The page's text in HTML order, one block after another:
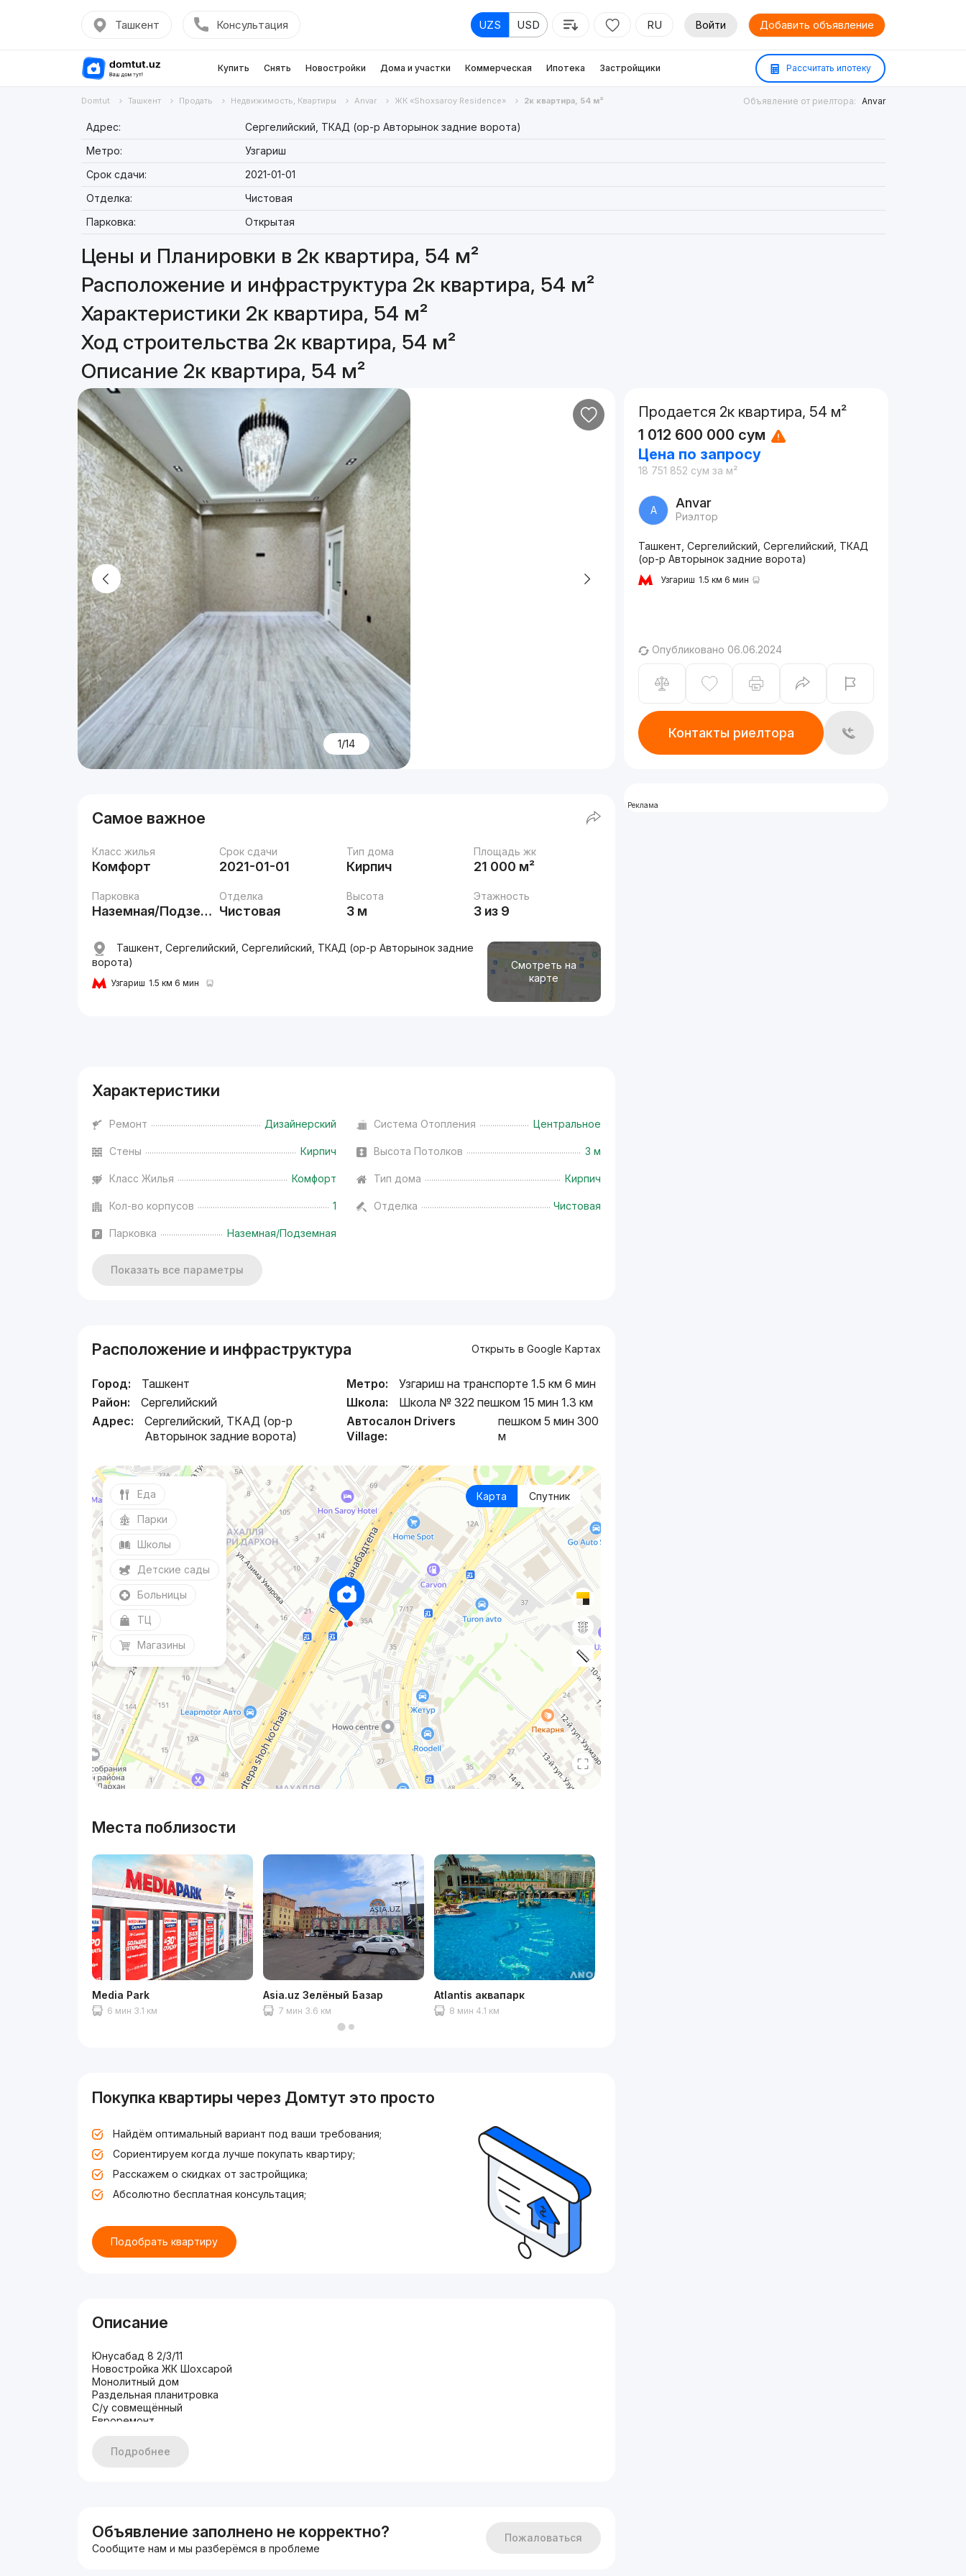
Ташкент Консультация UZS USD RU Войти Добавить объявление
Купить Снять Новостройки Дома и участки Коммерческая Ипотека Застройщики Рассчитать ипотеку
Domtut Ташкент Продать Недвижимость, Квартиры Anvar ЖК «Shoxsaroy Residence» 2к квартира, 54 м² Объявление от риелтора: Anvar
Адрес:
Сергелийский, ТКАД (ор-р Авторынок задние ворота)
Метро:
Узгариш
Срок сдачи:
2021-01-01
Отделка:
Чистовая
Парковка:
Открытая
Цены и Планировки в 2к квартира, 54 м²
Расположение и инфраструктура 2к квартира, 54 м²
Характеристики 2к квартира, 54 м²
Ход строительства 2к квартира, 54 м²
Описание 2к квартира, 54 м²
1/14
Самое важное
Класс жилья
Комфорт
Срок сдачи
2021-01-01
Тип дома
Кирпич
Площадь жк
21 000 м²
Парковка
Наземная/Подземная
Отделка
Чистовая
Высота
3 м
Этажность
3 из 9
Смотреть на
карте
Ташкент, Сергелийский, Сергелийский, ТКАД (ор-р Авторынок задние
ворота)
Узгариш 1.5 км 6 мин
Характеристики
Ремонт Дизайнерский Система Отопления Центральное
Стены Кирпич Высота Потолков 3 м
Класс Жилья Комфорт Тип дома Кирпич
Кол-во корпусов 1 Отделка Чистовая
Парковка Наземная/Подземная
Показать все параметры
Расположение и инфраструктура Открыть в Google Картах
Город:
Ташкент
Район:
Сергелийский
Адрес:
Сергелийский, ТКАД (ор-р
Авторынок задние ворота)
Метро:
Узгариш на транспорте 1.5 км 6 мин
Школа:
Школа № 322 пешком 15 мин 1.3 км
Автосалон Drivers
Village:
пешком 5 мин 300
м
Карта Спутник
Еда
Парки
Школы
Детские сады
Больницы
ТЦ
Магазины
Места поблизости
Media Park
6 мин 3.1 км
Asia.uz Зелёный Базар
7 мин 3.6 км
Atlantis аквапарк
8 мин 4.1 км
Покупка квартиры через Домтут это просто
Найдём оптимальный вариант под ваши требования;
Сориентируем когда лучше покупать квартиру;
Расскажем о скидках от застройщика;
Абсолютно бесплатная консультация;
Подобрать квартиру
Описание
Юнусабад 8 2/3/11
Новостройка ЖК Шохсарой
Монолитный дом
Раздельная планитровка
С/у совмещённый
Евроремонт
Кадастр есть
Балкон есть
Подробнее
Объявление заполнено не корректно?
Сообщите нам и мы разберёмся в проблеме
Пожаловаться
Продается 2к квартира, 54 м²
1 012 600 000 сум
Цена по запросу
18 751 852 сум за м²
A Anvar
Риэлтор
Ташкент, Сергелийский, Сергелийский, ТКАД
(ор-р Авторынок задние ворота)
Узгариш 1.5 км 6 мин
Опубликовано 06.06.2024
Контакты риелтора
Реклама